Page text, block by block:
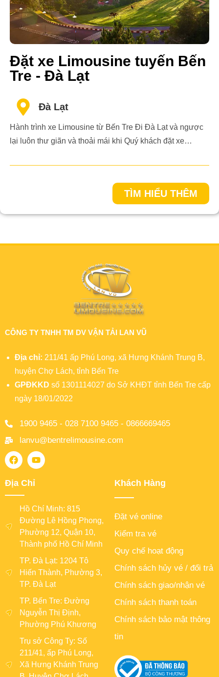
Đặt xe Limousine tuyến Bến
Tre - Đà Lạt
Đà Lạt
Hành trình xe Limousine từ Bến Tre Đi Đà Lạt và ngược
lại luôn thư giãn và thoải mái khi Quý khách đặt xe…
TÌM HIỂU THÊM
CÔNG TY TNHH TM DV VẬN TẢI LAN VŨ
Địa chỉ: 211/41 ấp Phú Long, xã Hưng Khánh Trung B,
huyện Chợ Lách, tỉnh Bến Tre
GPĐKKD số 1301114027 do Sở KHĐT tỉnh Bến Tre cấp
ngày 18/01/2022
1900 9465 - 028 7100 9465 - 0866669465
lanvu@bentrelimousine.com
Địa Chỉ
Hồ Chí Minh: 815
Đường Lê Hồng Phong,
Phường 12, Quận 10,
Thành phố Hồ Chí Minh
TP. Đà Lạt: 1204 Tô
Hiến Thành, Phường 3,
TP. Đà Lạt
TP. Bến Tre: Đường
Nguyễn Thị Định,
Phường Phú Khương
Trụ sở Công Ty: Số
211/41, ấp Phú Long,
Xã Hưng Khánh Trung
Khách Hàng
Đặt vé online
Kiểm tra vé
Quy chế hoạt động
Chính sách hủy vé / đổi trả
Chính sách giao/nhận vé
Chính sách thanh toán
Chính sách bảo mật thông
tin